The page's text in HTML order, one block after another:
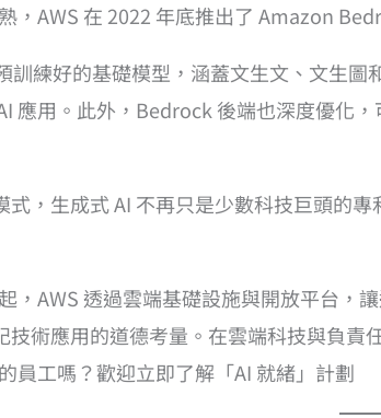
，AWS 在 2022 年底推出了 Amazon
訓練好的基礎模型，涵蓋文生文、文生
應用。此外，Bedrock 後端也深度優化
式，生成式 AI 不再只是少數科技巨頭的
，AWS 透過雲端基礎設施與開放平台，
技術應用的道德考量。在雲端科技與負
員工嗎？歡迎立即了解「AI 就緒」計劃